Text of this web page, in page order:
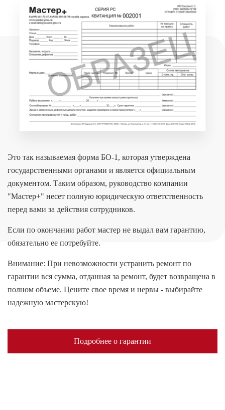
Это так называемая форма БО-1, которая утверждена
государственными органами и является официальным
документом. Таким образом, руководство компании
"Мастер+" несет полную юридическую ответственность
перед вами за действия сотрудников.
Если по окончании работ мастер не выдал вам гарантию,
обязательно ее потребуйте.
Внимание: При невозможности устранить ремонт по
гарантии вся сумма, отданная за ремонт, будет возвращена в
полном объеме. Цените свое время и нервы - выбирайте
надежную мастерскую!
Подробнее о гарантии